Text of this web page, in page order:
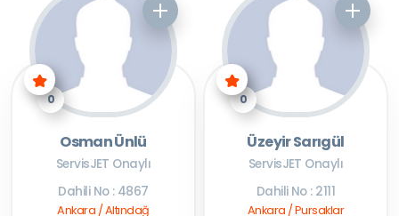
0
Osman Ünlü
ServisJET Onaylı
Dahili No : 4867
Ankara / Altındağ
0
Üzeyir Sarıgül
ServisJET Onaylı
Dahili No : 2111
Ankara / Pursaklar